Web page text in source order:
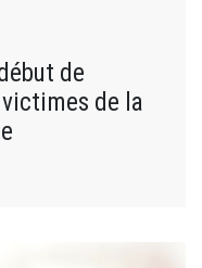
de
de la